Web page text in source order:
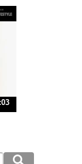
。
行動しないから。
で表現する。